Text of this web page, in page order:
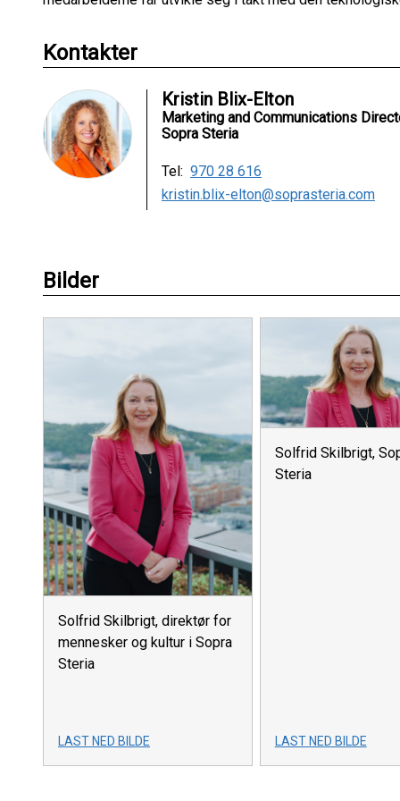
Kontakter
Kristin Blix-Elton
Marketing and Communications
Sopra Steria
Tel: 970 28 616
kristin.blix-elton@soprasteria.com
Bilder
Solfrid Skilbrigt, direktør for
mennesker og kultur i Sopra
Steria
LAST NED BILDE
Solfrid Skilbrigt,
Steria
LAST NED BILDE